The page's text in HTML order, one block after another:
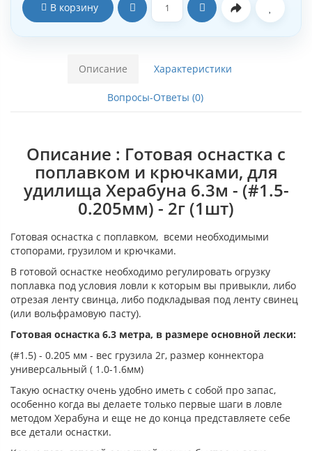
В корзину
Описание Характеристики
Вопросы-Ответы (0)
Описание : Готовая оснастка с
поплавком и крючками, для
удилища Херабуна 6.3м - (#1.5-
0.205мм) - 2г (1шт)
Готовая оснастка с поплавком, всеми необходимыми
стопорами, грузилом и крючками.
В готовой оснастке необходимо регулировать огрузку
поплавка под условия ловли к которым вы привыкли, либо
отрезая ленту свинца, либо подкладывая под ленту свинец
(или вольфрамовую пасту).
Готовая оснастка 6.3 метра, в размере основной лески:
(#1.5) - 0.205 мм - вес грузила 2г, размер коннектора
универсальный ( 1.0-1.6мм)
Такую оснастку очень удобно иметь с собой про запас,
особенно когда вы делаете только первые шаги в ловле
методом Херабуна и еще не до конца представляете себе
все детали оснастки.